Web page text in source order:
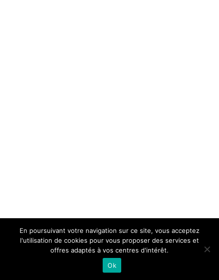
En poursuivant votre navigation sur ce site, vous acceptez
l'utilisation de cookies pour vous proposer des services et
offres adaptés à vos centres d'intérêt.
Ok